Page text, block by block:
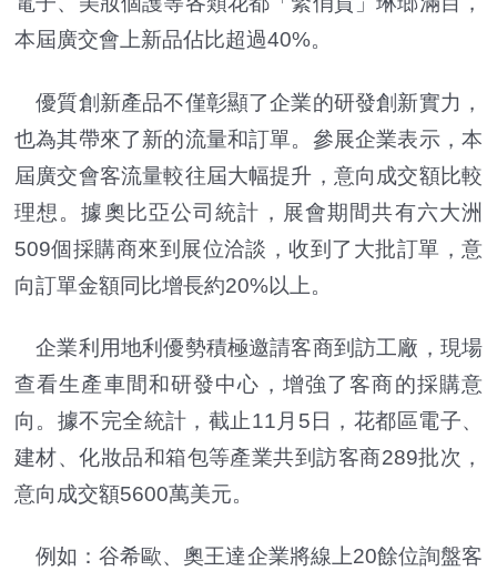
本屆廣交會上新品佔比超過40%。
優質創新產品不僅彰顯了企業的研發創新實力，
也為其帶來了新的流量和訂單。參展企業表示，本
屆廣交會客流量較往屆大幅提升，意向成交額比較
理想。據奧比亞公司統計，展會期間共有六大洲
509個採購商來到展位洽談，收到了大批訂單，意
向訂單金額同比增長約20%以上。
企業利用地利優勢積極邀請客商到訪工廠，現場
查看生產車間和研發中心，增強了客商的採購意
向。據不完全統計，截止11月5日，花都區電子、
建材、化妝品和箱包等產業共到訪客商289批次，
意向成交額5600萬美元。
例如：谷希歐、奧王達企業將線上20餘位詢盤客